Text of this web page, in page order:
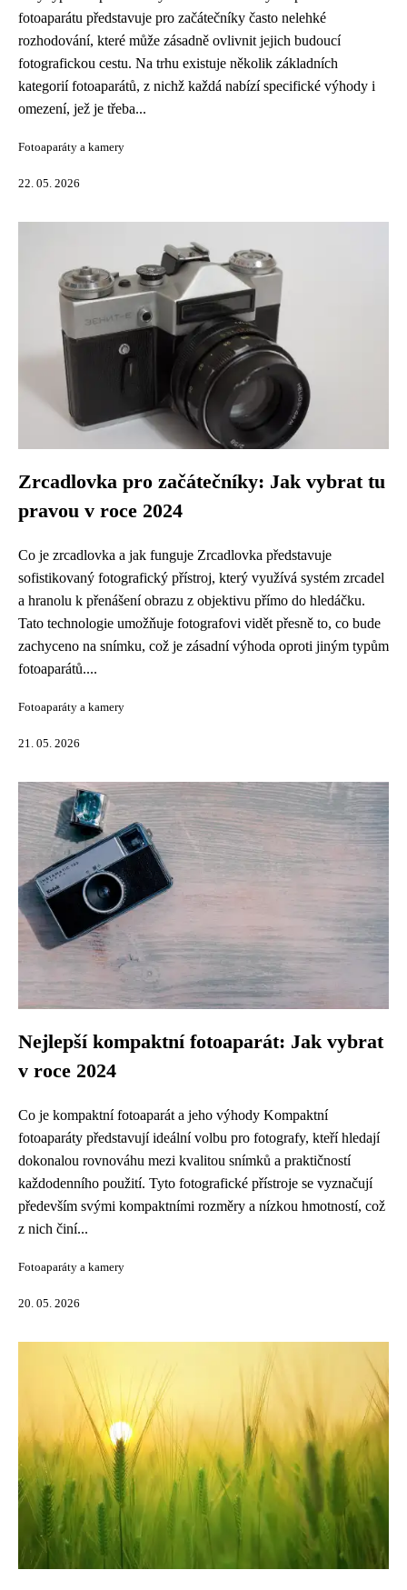
fotoaparátu představuje pro začátečníky často nelehké
rozhodování, které může zásadně ovlivnit jejich budoucí
fotografickou cestu. Na trhu existuje několik základních
kategorií fotoaparátů, z nichž každá nabízí specifické výhody i
omezení, jež je třeba...
Fotoaparáty a kamery
22. 05. 2026
Zrcadlovka pro začátečníky: Jak vybrat tu
pravou v roce 2024
Co je zrcadlovka a jak funguje Zrcadlovka představuje
sofistikovaný fotografický přístroj, který využívá systém zrcadel
a hranolu k přenášení obrazu z objektivu přímo do hledáčku.
Tato technologie umožňuje fotografovi vidět přesně to, co bude
zachyceno na snímku, což je zásadní výhoda oproti jiným typům
fotoaparátů....
Fotoaparáty a kamery
21. 05. 2026
Nejlepší kompaktní fotoaparát: Jak vybrat
v roce 2024
Co je kompaktní fotoaparát a jeho výhody Kompaktní
fotoaparáty představují ideální volbu pro fotografy, kteří hledají
dokonalou rovnováhu mezi kvalitou snímků a praktičností
každodenního použití. Tyto fotografické přístroje se vyznačují
především svými kompaktními rozměry a nízkou hmotností, což
z nich činí...
Fotoaparáty a kamery
20. 05. 2026